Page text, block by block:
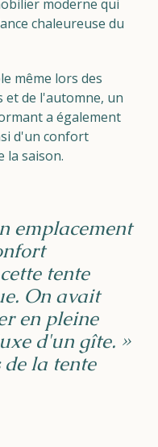
moderne qui
chaleureuse du
même lors des
et de l'automne, un
a également
d'un confort
la saison.
emplacement
tente
On avait
en pleine
d'un gîte. »
la tente